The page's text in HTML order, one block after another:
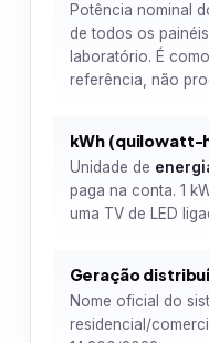
Potência nominal
de todos os
laboratório. É
referência, não
kWh (quilowatt-
Unidade de
paga na conta. 1
uma TV de LED
Geração
Nome oficial do
residencial/